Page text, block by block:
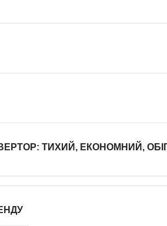
ТИХИЙ, ЕКОНОМНИЙ,